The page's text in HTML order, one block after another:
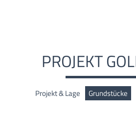
PROJEKT
Projekt & Lage Grundstücke